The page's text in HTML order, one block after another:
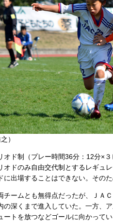
）
ド制（プレー時間36分：12分×
オドのみ自由交代制とするレギュ
に出場することはできない。その
ームとも無得点だったが、ＪＡ
の深くまで進入していた。一方、
ートを放つなどゴールに向かって